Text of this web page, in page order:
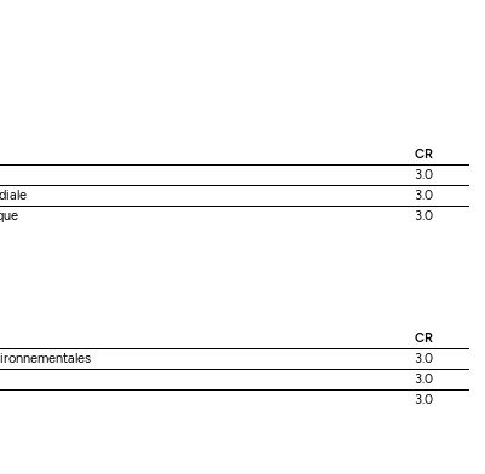
CR
3.0
3.0
3.0
CR
3.0
3.0
3.0